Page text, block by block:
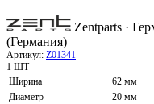
Zentparts ·
(Германия)
Артикул: Z01341
1 ШТ
Ширина
62 мм
Диаметр
20 мм